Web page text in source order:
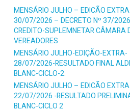
MENSÁRIO JULHO – EDICÃO
30/07/2026 – DECRETO Nº 37/
CREDITO-SUPLEMNETAR CÂMARA
VEREADORES
MENSÁRIO JULHO-EDIÇÃO-EXTRA-
28/07/2026-RESULTADO FINAL
BLANC-CICLO-2.
MENSÁRIO JULHO – EDICÃO
22/07/2026 -RESULTADO
BLANC-CICLO 2